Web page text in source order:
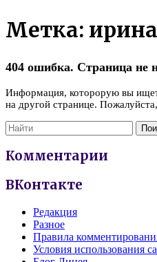
Метка:
404 ошибка. Страница не
Информация, которорую вы
на другой странице.
Комментарии
ВКонтакте
Редакция
Разное
Правила
Условия использования